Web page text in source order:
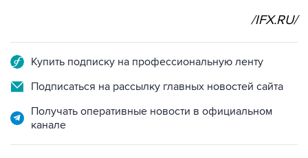
/IFX.RU/
Купить подписку на профессиональную ленту
Подписаться на рассылку главных новостей сайта
Получать оперативные новости в официальном
канале